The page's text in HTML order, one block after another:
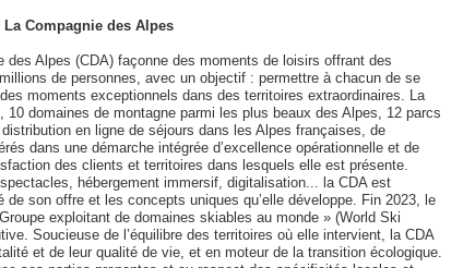
Compagnie des Alpes
des Alpes (CDA) façonne des moments de loisirs offrant des
de personnes, avec un objectif : permettre à chacun de se
moments exceptionnels dans des territoires extraordinaires. La
10 domaines de montagne parmi les plus beaux des Alpes, 12 parcs
en ligne de séjours dans les Alpes françaises, de
dans une démarche intégrée d’excellence opérationnelle et de
des clients et territoires dans lesquels elle est présente.
hébergement immersif, digitalisation... la CDA est
de son offre et les concepts uniques qu’elle développe. Fin 2023, le
exploitant de domaines skiables au monde » (World Ski
Soucieuse de l’équilibre des territoires où elle intervient, la CDA
et de leur qualité de vie, et en moteur de la transition écologique.